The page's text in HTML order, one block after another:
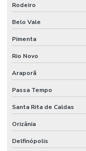
Rodeiro
Belo Vale
Pimenta
Rio Novo
Araporã
Passa Tempo
Santa Rita de Caldas
Orizânia
Delfinópolis